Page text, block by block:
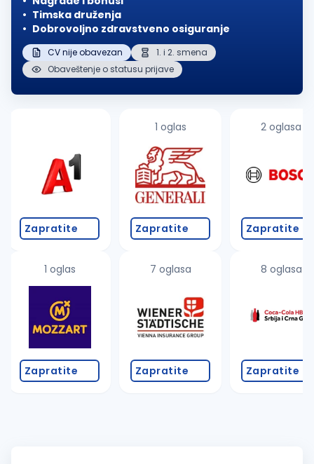
Timska druženja
Dobrovoljno zdravstveno osiguranje
CV nije obavezan
1. i 2. smena
Obaveštenje o statusu prijave
Zapratite
1 oglas
Zapratite
1 oglas
Zapratite
7 oglasa
Zapratite
2 oglasa
Zapratite
8 oglasa
Zapratite